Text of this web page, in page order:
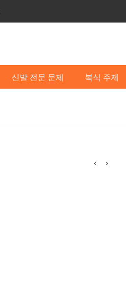
신발 전문 문제 복식 주제
‹ ›